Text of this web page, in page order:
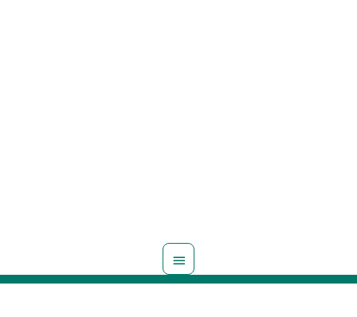
Главное
меню